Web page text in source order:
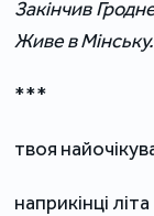
Закінчив
Живе в Мінську.
***
твоя
наприкінці літа